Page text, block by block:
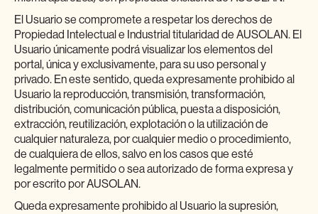
El Usuario se compromete a respetar los derechos de
Propiedad Intelectual e Industrial titularidad de AUSOLAN. El
Usuario únicamente podrá visualizar los elementos del
portal, única y exclusivamente, para su uso personal y
privado. En este sentido, queda expresamente prohibido al
Usuario la reproducción, transmisión, transformación,
distribución, comunicación pública, puesta a disposición,
extracción, reutilización, explotación o la utilización de
cualquier naturaleza, por cualquier medio o procedimiento,
de cualquiera de ellos, salvo en los casos que esté
legalmente permitido o sea autorizado de forma expresa y
por escrito por AUSOLAN.
Queda expresamente prohibido al Usuario la supresión,